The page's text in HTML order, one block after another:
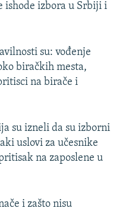
ishode izbora u Srbiji i
su: vođenje
biračkih mesta,
na birače i
su izneli da su izborni
uslovi za učesnike
na zaposlene u
i zašto nisu